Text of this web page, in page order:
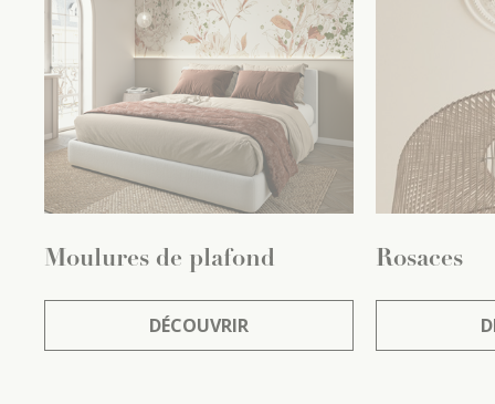
Moulures de plafond
DÉCOUVRIR
Rosaces